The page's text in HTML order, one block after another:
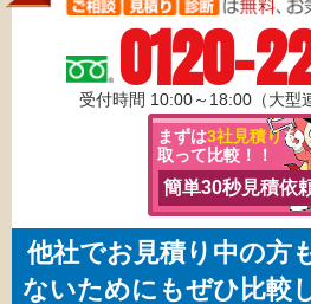
0120-
受付時間 10:00～18:00（大型
まずは3社見積りを
取って比較！！
簡単30秒見積依
他社でお見積り中の方
ないためにもぜひ比較